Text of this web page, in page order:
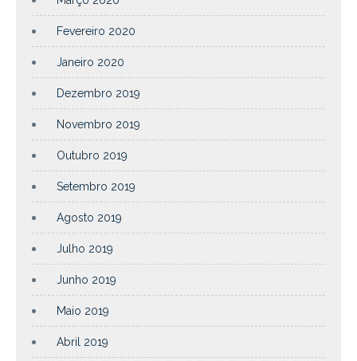
Fevereiro 2020
Janeiro 2020
Dezembro 2019
Novembro 2019
Outubro 2019
Setembro 2019
Agosto 2019
Julho 2019
Junho 2019
Maio 2019
Abril 2019